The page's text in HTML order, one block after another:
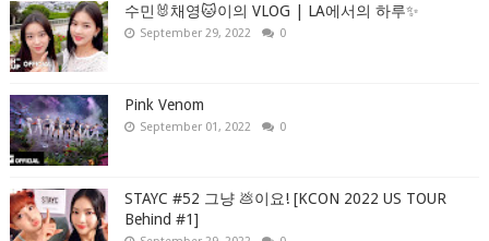
수민🐰채영🐱이의 VLOG | LA에서의 하루✨
September 29, 2022 0
Pink Venom
September 01, 2022 0
STAYC #52 그냥 💩이요! [KCON 2022 US TOUR
Behind #1]